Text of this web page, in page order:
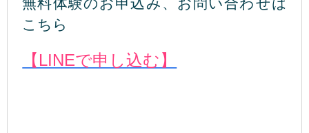
こちら
【LINEで申し込む】